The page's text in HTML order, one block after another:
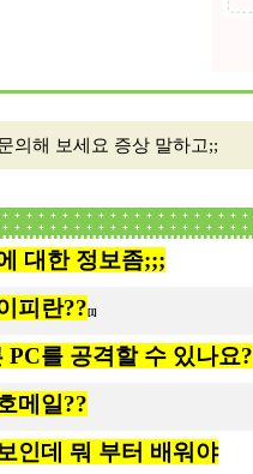
의해 보세요 증상 말하고;;
대한 정보좀;;;
피란?? [1]
PC를 공격할 수 있나요?
메일??
인데 뭐 부터 배워야